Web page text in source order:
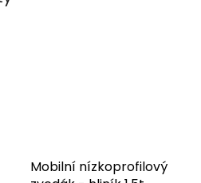
Mobilní nízkoprofilový